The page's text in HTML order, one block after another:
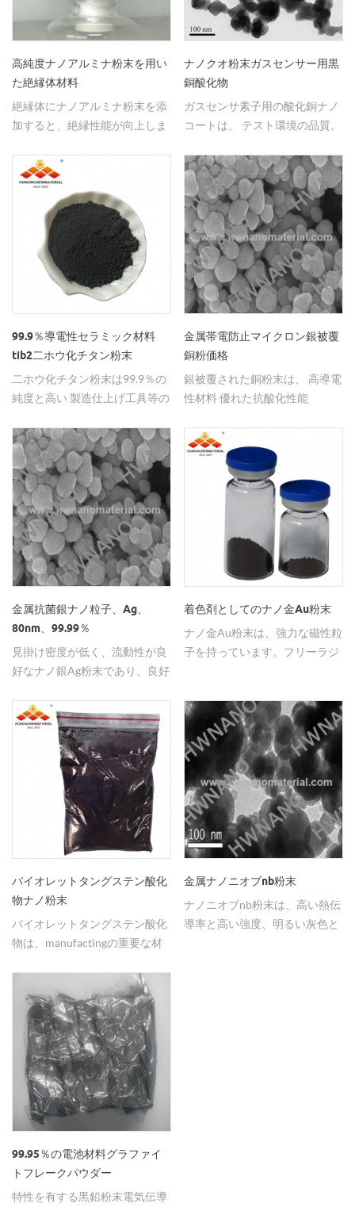
高純度ナノアルミナ粉末を用い
た絶縁体材料
絶縁体にナノアルミナ粉末を添
加すると、絶縁性能が向上しま
ナノクオ粉末ガスセンサー用黒
銅酸化物
ガスセンサ素子用の酸化銅ナノ
コートは、 テスト環境の品質。
99.9％導電性セラミック材料
tib2二ホウ化チタン粉末
二ホウ化チタン粉末は99.9％の
純度と高い 製造仕上げ工具等の
金属帯電防止マイクロン銀被覆
銅粉価格
銀被覆された銅粉末は、 高導電
性材料 優れた抗酸化性能
金属抗菌銀ナノ粒子、Ag、
80nm、99.99％
見掛け密度が低く、流動性が良
好なナノ銀Ag粉末であり、良好
着色剤としてのナノ金Au粉末
ナノ金Au粉末は、強力な磁性粒
子を持っています。フリーラジ
バイオレットタングステン酸化
物ナノ粉末
バイオレットタングステン酸化
物は、manufactingの重要な材
そしてタングステンカーバイド
ナノ粉末.
金属ナノニオブnb粉末
ナノニオブnb粉末は、高い熱伝
導率と高い強度、明るい灰色と
99.95％の電池材料グラファイ
トフレークパウダー
特性を有する黒鉛粉末電気伝導